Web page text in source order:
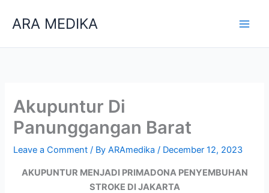
ARA MEDIKA
Akupuntur Di
Panunggangan Barat
Leave a Comment / ByARAmedika/ December 12, 2023
AKUPUNTUR MENJADI PRIMADONA PENYEMBUHAN
STROKE DI JAKARTA